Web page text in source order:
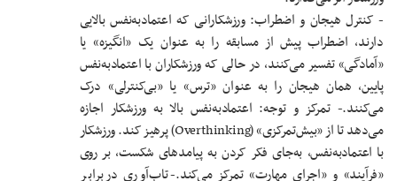
- کنترل هیجان و اضطراب: ورزشکارانی که اعتمادبه‌نفس بالایی
دارند، اضطراب پیش از مسابقه را به عنوان یک «انگیزه» یا
«آمادگی» تفسیر می‌کنند، در حالی که ورزشکاران با اعتمادبه‌نفس
پایین، همان هیجان را به عنوان «ترس» یا «بی‌کنترلی» درک
می‌کنند.- تمرکز و توجه: اعتمادبه‌نفس بالا به ورزشکار اجازه
می‌دهد تا از «بیش‌تمرکزی» (Overthinking) پرهیز کند. ورزشکار
با اعتمادبه‌نفس، به‌جای فکر کردن به پیامدهای شکست، بر روی
«فرآیند» و «اجرای مهارت» تمرکز می‌کند.- تاب‌آوری در برابر